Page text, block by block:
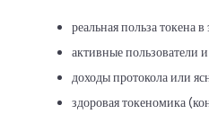
реальная польза токена в
активные пользователи
доходы протокола или
здоровая токеномика